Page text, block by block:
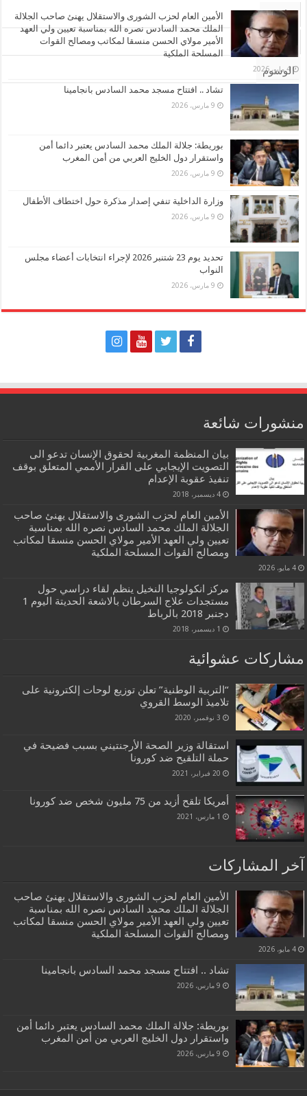
الأشهر
تعليقات
الوسوم
الأمين العام لحزب الشورى والاستقلال يهنئ صاحب الجلالة
الملك محمد السادس نصره الله بمناسبة تعيين ولي العهد
الأمير مولاي الحسن منسقا لمكاتب ومصالح القوات
المسلحة الملكية
4 مايو، 2026
تشاد .. افتتاح مسجد محمد السادس بانجامينا
9 مارس، 2026
بوريطة: جلالة الملك محمد السادس يعتبر دائما أمن
واستقرار دول الخليج العربي من أمن المغرب
9 مارس، 2026
وزارة الداخلية تنفي إصدار مذكرة حول اختطاف الأطفال
9 مارس، 2026
تحديد يوم 23 شتنبر 2026 لإجراء انتخابات أعضاء مجلس
النواب
9 مارس، 2026
منشورات شائعة
بيان المنظمة المغربية لحقوق الإنسان تدعو الى
التصويت الإيجابي على القرار الأممي المتعلق بوقف
تنفيذ عقوبة الإعدام
4 ديسمبر، 2018
الأمين العام لحزب الشورى والاستقلال يهنئ صاحب
الجلالة الملك محمد السادس نصره الله بمناسبة
تعيين ولي العهد الأمير مولاي الحسن منسقا لمكاتب
ومصالح القوات المسلحة الملكية
4 مايو، 2026
مركز انكولوجيا النخيل ينظم لقاء دراسي حول
مستجدات علاج السرطان بالاشعة الحديتة اليوم 1
دجنبر 2018 بالرباط
1 ديسمبر، 2018
مشاركات عشوائية
“التربية الوطنية” تعلن توزيع لوحات إلكترونية على
تلاميذ الوسط القروي
3 نوفمبر، 2020
استقالة وزير الصحة الأرجنتيني بسبب فضيحة في
حملة التلقيح ضد كورونا
20 فبراير، 2021
أمريكا تلقح أزيد من 75 مليون شخص ضد كورونا
1 مارس، 2021
آخر المشاركات
الأمين العام لحزب الشورى والاستقلال يهنئ صاحب
الجلالة الملك محمد السادس نصره الله بمناسبة
تعيين ولي العهد الأمير مولاي الحسن منسقا لمكاتب
ومصالح القوات المسلحة الملكية
4 مايو، 2026
تشاد .. افتتاح مسجد محمد السادس بانجامينا
9 مارس، 2026
بوريطة: جلالة الملك محمد السادس يعتبر دائما أمن
واستقرار دول الخليج العربي من أمن المغرب
9 مارس، 2026